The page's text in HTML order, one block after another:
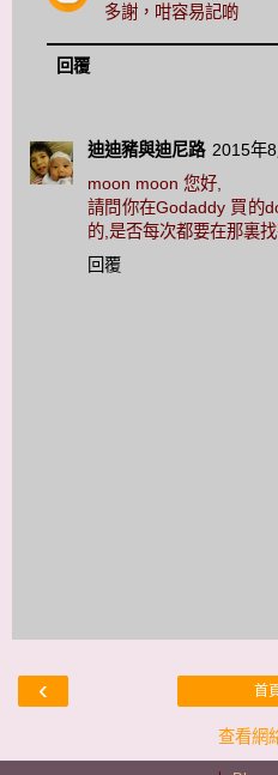
多謝，咁容易記啲
回覆
迪迪豬與迪尼路 2015年
moon moon 您好,
請問你在Godaddy 買的
的,是否每次都要在那裏
回覆
‹ 首
查看網